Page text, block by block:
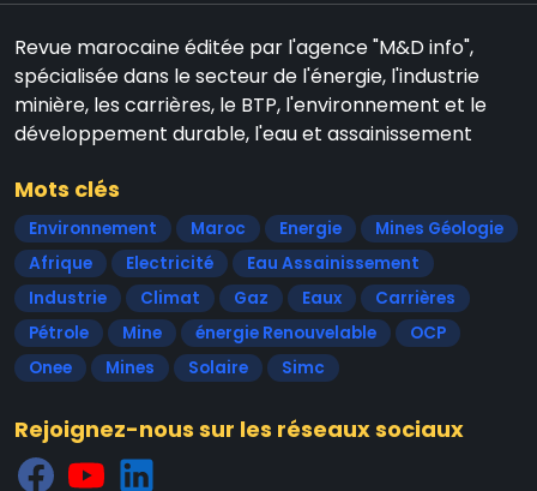
Revue marocaine éditée par l'agence "M&D info",
spécialisée dans le secteur de l'énergie, l'industrie
minière, les carrières, le BTP, l'environnement et le
développement durable, l'eau et assainissement
Mots clés
Environnement Maroc Energie
Mines Géologie
Afrique
Electricité
Eau Assainissement
Industrie
Climat Gaz Eaux
Carrières
Pétrole
Mine énergie Renouvelable
OCP
Onee
Mines Solaire Simc
Rejoignez-nous sur les réseaux sociaux